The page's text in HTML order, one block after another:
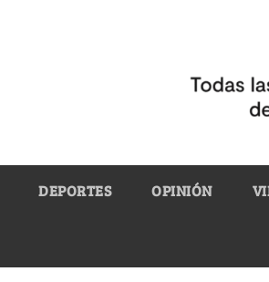
DEPORTES OPINIÓN